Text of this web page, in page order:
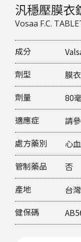
汎穩壓膜衣
Vosaa F.C.
成分
劑型
膜
劑量
80
適應症
請
處方藥別
心
管制藥品
否
產地
台灣
健保碼